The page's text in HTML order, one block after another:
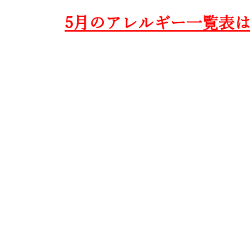
5月のアレルギー一覧表